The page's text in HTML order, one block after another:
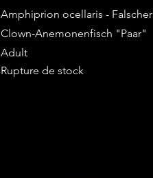
Amphiprion ocellaris - Falscher
Clown-Anemonenfisch "Paar"
Adult
Rupture de stock